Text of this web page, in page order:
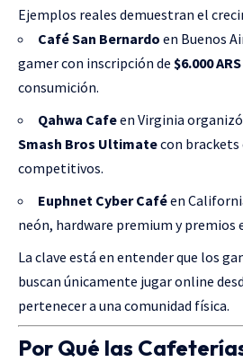
Ejemplos reales demuestran el
Café San Bernardo en Buenos
gamer con inscripción de $6.000 ARS
consumición.
Qahwa Cafeen Virginia
Smash Bros Ultimatecon brackets
competitivos.
Euphnet Cyber Caféen
neón, hardware premium y premios
La clave está en entender que los
buscan únicamente jugar online
pertenecer a una comunidad física.
Por Qué las